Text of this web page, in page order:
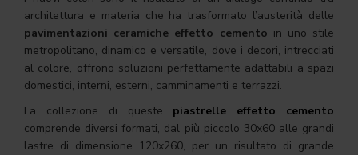
architettura e materia che ha trasformato l’austerità delle
pavimentazioni ceramiche effetto cemento in uno stile
metropolitano, dinamico e versatile, dove i decori, intrecciati
al colore, offrono soluzioni perfettamente adattabili a spazi
domestici, interni, esterni, camminamenti e terrazzi.
La collezione di queste piastrelle effetto cemento
comprende diversi formati, dal più piccolo 30x60 alle grandi
lastre di dimensione 120x260, per un risultato di grande